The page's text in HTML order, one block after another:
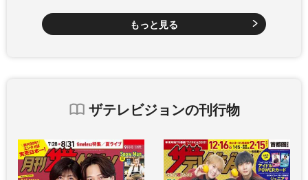
もっと見る
ザテレビジョンの刊行物